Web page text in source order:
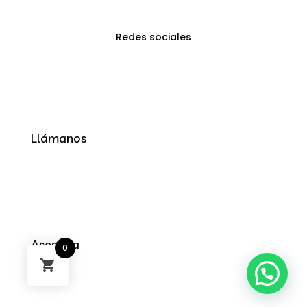
Redes sociales
Llámanos
Asesoría
0